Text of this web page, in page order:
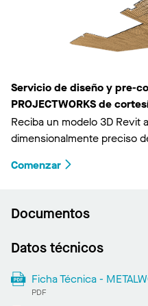
Servicio de diseño y pre-
PROJECTWORKS de
Reciba un modelo 3D Revit
dimensionalmente preciso
Comenzar
Documentos
Datos técnicos
Ficha Técnica -
PDF